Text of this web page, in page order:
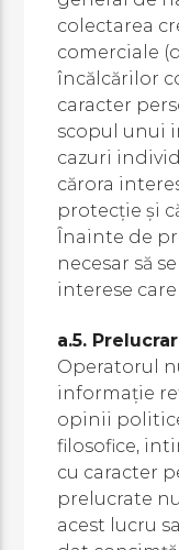
colectarea
comerciale
încălcărilor
caracter
scopul unui
cazuri
cărora
protecție și
Înainte de
necesar să
interese
a.5.
Operatorul
informaţie
opinii
filosofice,
cu caracter
prelucrate
acest lucru